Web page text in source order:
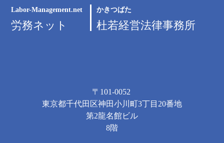
Labor-Management.net
労務ネット
かきつばた
杜若経営法律事務所
〒101-0052
東京都千代田区神田小川町3丁目20番地
第2龍名館ビル
8階